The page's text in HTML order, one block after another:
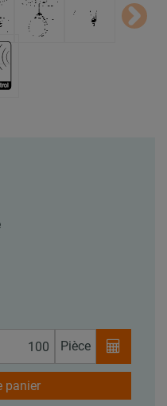
Pièce
panier